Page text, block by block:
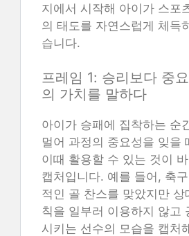
지에서 시작해 아이가 스포
의 태도를 자연스럽게 체득
습니다.
프레임 1: 승리보다 중
의 가치를 말하다
아이가 승패에 집착하는 순
멀어 과정의 중요성을 잊을
이때 활용할 수 있는 것이
캡처입니다. 예를 들어, 축
적인 골 찬스를 맞았지만
칙을 일부러 이용하지 않고
시키는 선수의 모습을 캡처